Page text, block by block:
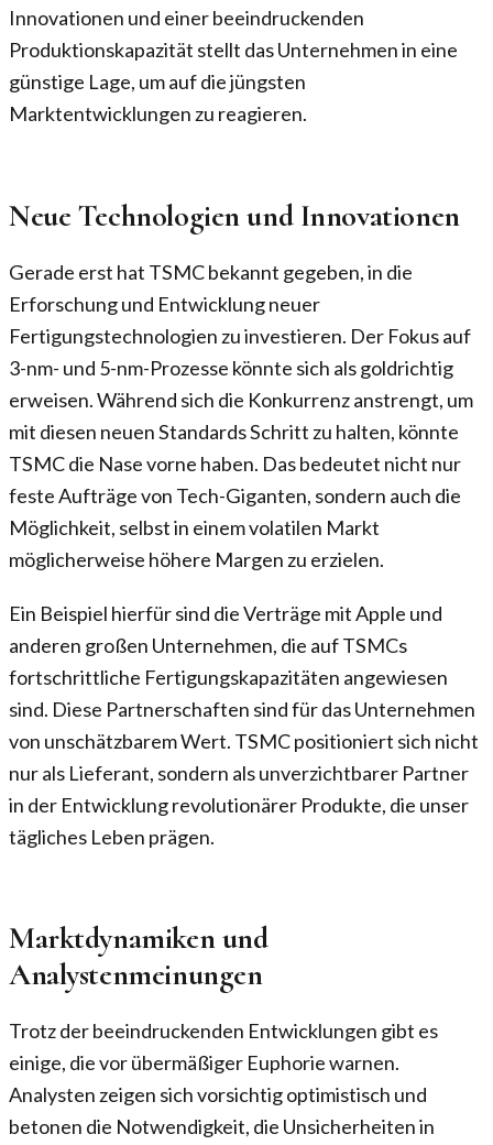
Innovationen und einer beeindruckenden
Produktionskapazität stellt das Unternehmen in eine
günstige Lage, um auf die jüngsten
Marktentwicklungen zu reagieren.
Neue Technologien und Innovationen
Gerade erst hat TSMC bekannt gegeben, in die
Erforschung und Entwicklung neuer
Fertigungstechnologien zu investieren. Der Fokus auf
3-nm- und 5-nm-Prozesse könnte sich als goldrichtig
erweisen. Während sich die Konkurrenz anstrengt, um
mit diesen neuen Standards Schritt zu halten, könnte
TSMC die Nase vorne haben. Das bedeutet nicht nur
feste Aufträge von Tech-Giganten, sondern auch die
Möglichkeit, selbst in einem volatilen Markt
möglicherweise höhere Margen zu erzielen.
Ein Beispiel hierfür sind die Verträge mit Apple und
anderen großen Unternehmen, die auf TSMCs
fortschrittliche Fertigungskapazitäten angewiesen
sind. Diese Partnerschaften sind für das Unternehmen
von unschätzbarem Wert. TSMC positioniert sich nicht
nur als Lieferant, sondern als unverzichtbarer Partner
in der Entwicklung revolutionärer Produkte, die unser
tägliches Leben prägen.
Marktdynamiken und
Analystenmeinungen
Trotz der beeindruckenden Entwicklungen gibt es
einige, die vor übermäßiger Euphorie warnen.
Analysten zeigen sich vorsichtig optimistisch und
betonen die Notwendigkeit, die Unsicherheiten in